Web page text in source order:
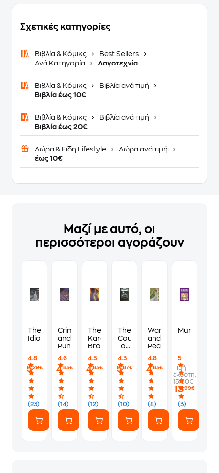
Σχετικές κατηγορίες
Βιβλία & Κόμικς
Best Sellers
Ανά Κατηγορία
Λογοτεχνία
Βιβλία & Κόμικς
Βιβλία ανά τιμή
Βιβλία έως 10€
Βιβλία & Κόμικς
Βιβλία ανά τιμή
Βιβλία έως 20€
Δώρα & Είδη Lifestyle
Δώρα ανά τιμή
έως 10€
Μαζί με αυτό, οι
περισσότεροι αγοράζουν
The
Idiot
4.8
(23)
5,29€
Crime
and
Punishment
4.6
(14)
4,83€
The
Karamazov
Brothers
4.5
(12)
4,83€
The
Count
of
Cristo
4.3
(10)
5,87€
War
and
Peace
4.8
(8)
4,83€
Murdoku
5
(3)
Τιμή
εκδότη:
15.50€
13,99€